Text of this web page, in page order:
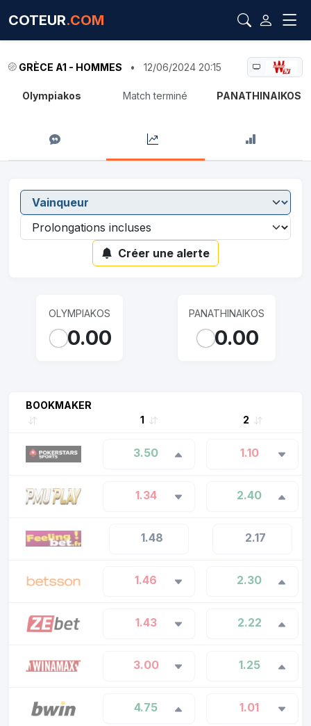
COTEUR.COM
GRÈCE A1 - HOMMES • 12/06/2024 20:15
Olympiakos Match terminé PANATHINAIKOS
Créer une alerte
OLYMPIAKOS
0.00
PANATHINAIKOS
0.00
BOOKMAKER
1
2
3.50 1.10
1.34 2.40
1.48 2.17
1.46 2.30
1.43 2.22
3.00 1.25
4.75 1.01